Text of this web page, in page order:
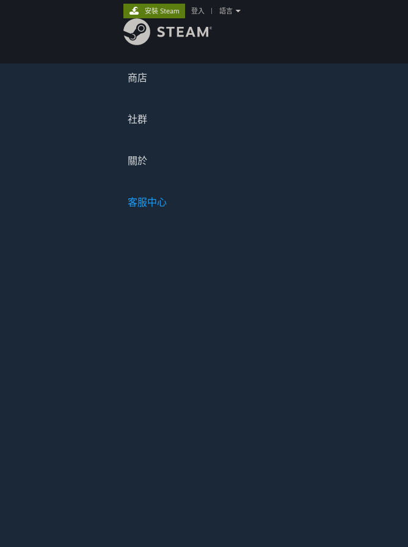
商店
社群
關於
客服中心
安裝 Steam 登入 語言